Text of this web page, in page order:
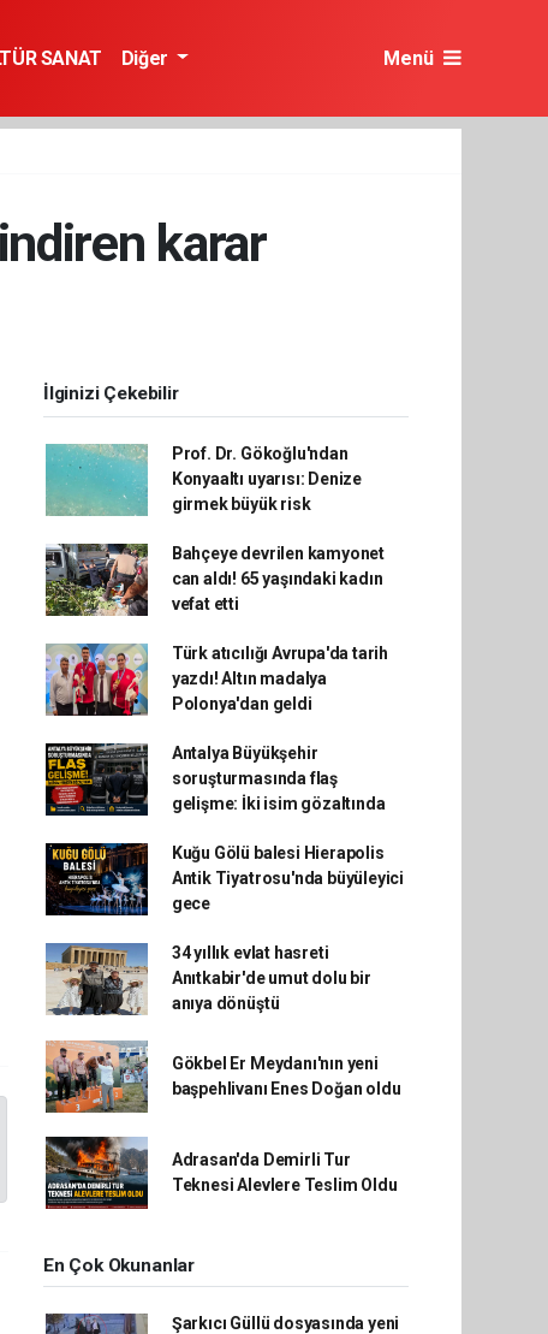
SANAT Diğer Menü
karar
İlginizi Çekebilir
Prof. Dr. Gökoğlu'ndan
Konyaaltı uyarısı: Denize
girmek büyük risk
Bahçeye devrilen kamyonet
can aldı! 65 yaşındaki kadın
vefat etti
Türk atıcılığı Avrupa'da tarih
yazdı! Altın madalya
Polonya'dan geldi
Antalya Büyükşehir
soruşturmasında flaş
gelişme: İki isim gözaltında
Kuğu Gölü balesi Hierapolis
Antik Tiyatrosu'nda büyüleyici
gece
34 yıllık evlat hasreti
Anıtkabir'de umut dolu bir
anıya dönüştü
Gökbel Er Meydanı'nın yeni
başpehlivanı Enes Doğan oldu
Adrasan'da Demirli Tur
Teknesi Alevlere Teslim Oldu
En Çok Okunanlar
Şarkıcı Güllü dosyasında yeni